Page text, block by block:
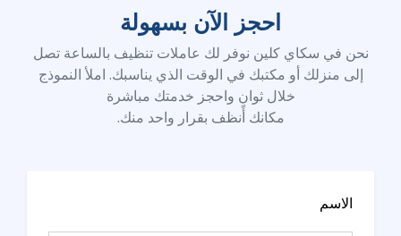
احجز الآن بسهولة
نحن في سكاي كلين نوفر لك عاملات تنظيف بالساعة تصل
إلى منزلك أو مكتبك في الوقت الذي يناسبك. املأ النموذج
خلال ثوانٍ واحجز خدمتك مباشرة
مكانك أنظف بقرار واحد منك.
الاسم